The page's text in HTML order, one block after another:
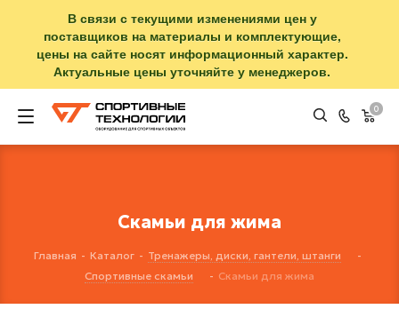
В связи с текущими изменениями цен у
поставщиков на материалы и комплектующие,
цены на сайте носят информационный характер.
Актуальные цены уточняйте у менеджеров.
0
Скамьи для жима
Главная - Каталог - Тренажеры, диски, гантели, штанги
-
Спортивные скамьи
- Скамьи для жима